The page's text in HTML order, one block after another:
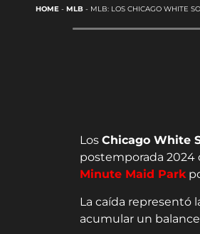
HOME- MLB- MLB: LOS CHICAGO WHITE
Los Chicago White
postemporada 2024
Minute Maid Park
La caída representó
acumular un